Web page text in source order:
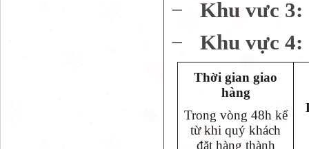
−
Khu vưc 3:
−
Khu vực 4:
Thời gian giao
hàng
Trong vòng 48h kể
từ khi quý khách
đặt hàng thành